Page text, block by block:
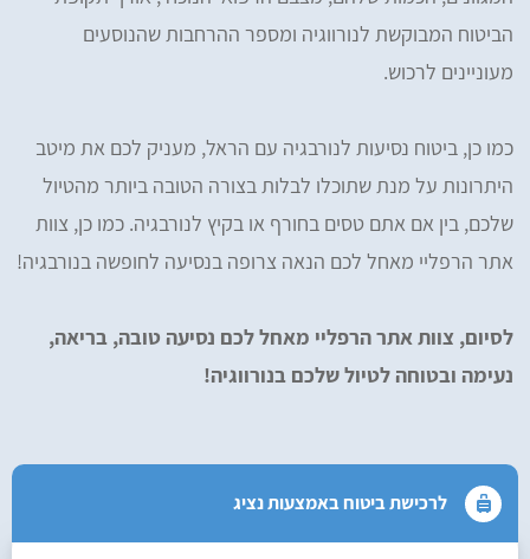
הביטוח המבוקשת לנורווגיה ומספר ההרחבות שהנוסעים
מעוניינים לרכוש.
כמו כן, ביטוח נסיעות לנורבגיה עם הראל, מעניק לכם את מיטב
היתרונות על מנת שתוכלו לבלות בצורה הטובה ביותר מהטיול
שלכם, בין אם אתם טסים בחורף או בקיץ לנורבגיה. כמו כן, צוות
אתר הרפליי מאחל לכם הנאה צרופה בנסיעה לחופשה בנורבגיה!
לסיום, צוות אתר הרפליי מאחל לכם נסיעה טובה, בריאה,
נעימה ובטוחה לטיול שלכם בנורווגיה!
לרכישת ביטוח באמצעות נציג